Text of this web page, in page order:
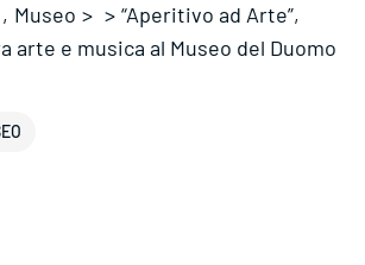
, Museo > > “Aperitivo ad Arte”,
arte e musica al Museo del Duomo